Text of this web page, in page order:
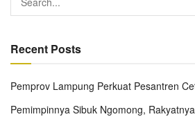
Recent Posts
Pemprov Lampung Perkuat Pesantren
Pemimpinnya Sibuk Ngomong,